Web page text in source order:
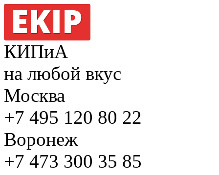
КИПиА
на любой вкус
Москва
+7 495 120 80 22
Воронеж
+7 473 300 35 85